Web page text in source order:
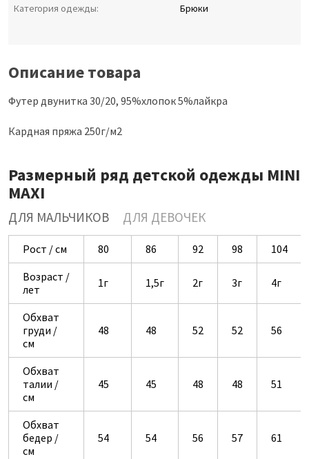
Категория одежды:
Брюки
Описание товара
Футер двунитка 30/20, 95%хлопок 5%лайкра
Кардная пряжа 250г/м2
Размерный ряд детской одежды MINI
MAXI
ДЛЯ МАЛЬЧИКОВ ДЛЯ ДЕВОЧЕК
Рост / см 80 86 92 98
104
Возраст /
лет
1г 1,5г 2г 3г 4г
Обхват
груди /
см
48 48 52 52 56
Обхват
талии /
см
45 45 48 48 51
Обхват
бедер /
см
54 54 56 57 61